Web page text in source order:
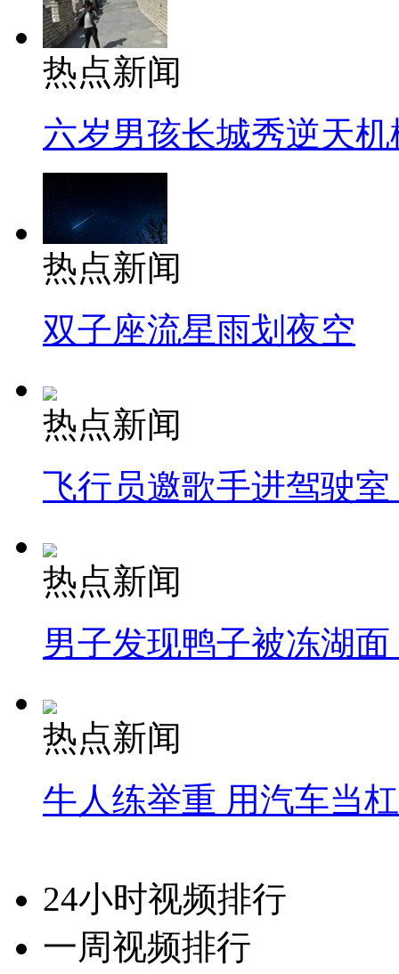
热点新闻
六岁男孩长城秀逆天机
热点新闻
双子座流星雨划夜空
热点新闻
飞行员邀歌手进驾驶
热点新闻
男子发现鸭子被冻湖
热点新闻
牛人练举重 用汽车当
24小时视频排行
一周视频排行